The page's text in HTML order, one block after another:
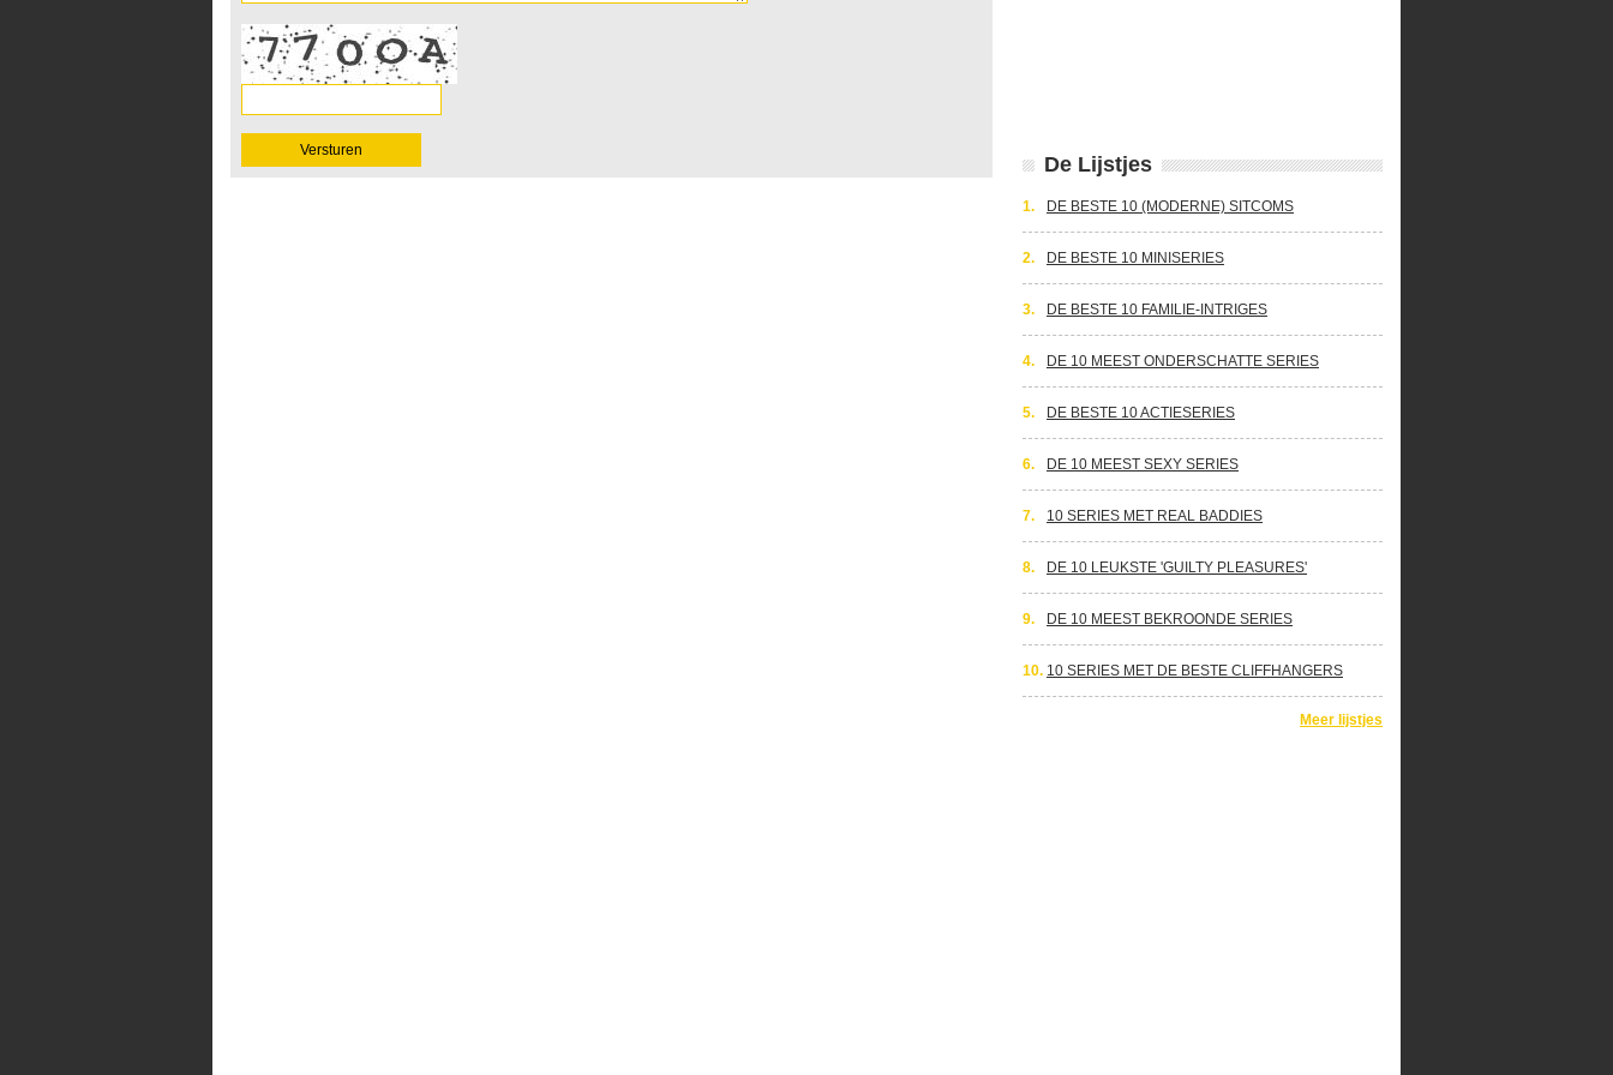
De Lijstjes
1. DE BESTE 10 (MODERNE) SITCOMS
2. DE BESTE 10 MINISERIES
3. DE BESTE 10 FAMILIE-INTRIGES
4. DE 10 MEEST ONDERSCHATTE SERIES
5. DE BESTE 10 ACTIESERIES
6. DE 10 MEEST SEXY SERIES
7. 10 SERIES MET REAL BADDIES
8. DE 10 LEUKSTE 'GUILTY PLEASURES'
9. DE 10 MEEST BEKROONDE SERIES
10. 10 SERIES MET DE BESTE CLIFFHANGERS
Meer lijstjes